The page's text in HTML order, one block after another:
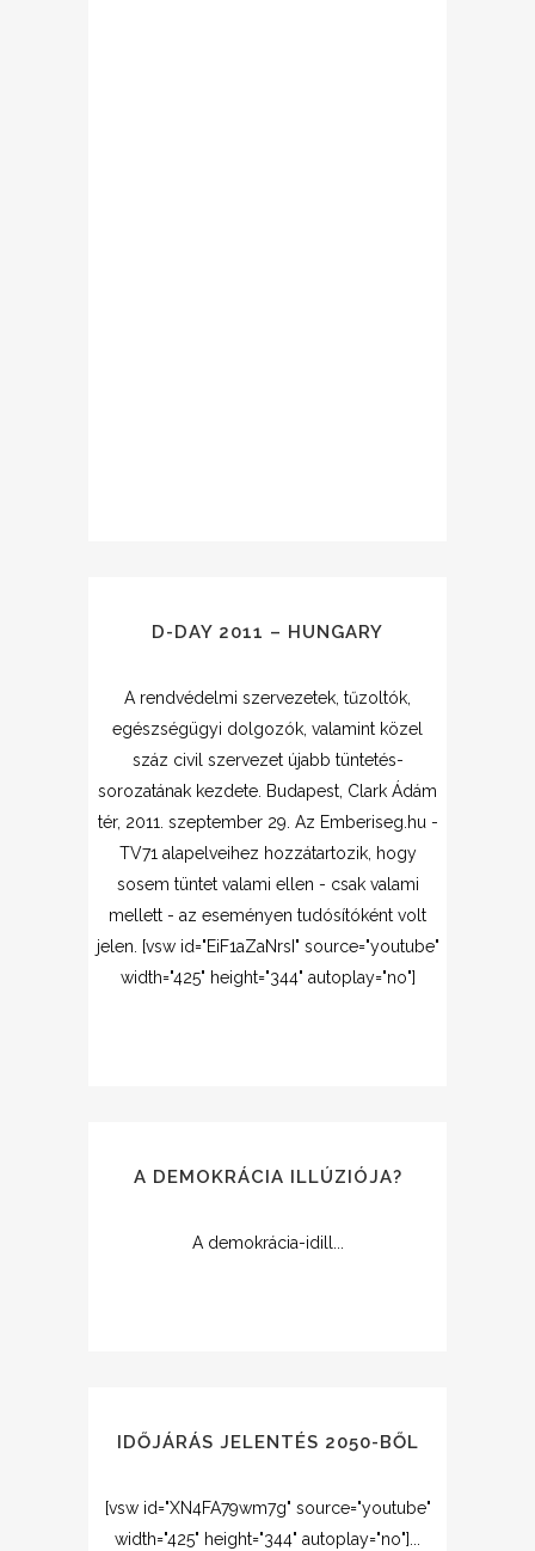
D-DAY 2011 – HUNGARY
A rendvédelmi szervezetek, tűzoltók,
egészségügyi dolgozók, valamint közel
száz civil szervezet újabb tüntetés-
sorozatának kezdete. Budapest, Clark Ádám
tér, 2011. szeptember 29. Az Emberiseg.hu -
TV71 alapelveihez hozzátartozik, hogy
sosem tüntet valami ellen - csak valami
mellett - az eseményen tudósítóként volt
jelen. [vsw id="EiF1aZaNrsI" source="youtube"
width="425" height="344" autoplay="no"]
A DEMOKRÁCIA ILLÚZIÓJA?
A demokrácia-idill...
IDŐJÁRÁS JELENTÉS 2050-BŐL
[vsw id="XN4FA79wm7g" source="youtube"
width="425" height="344" autoplay="no"]...